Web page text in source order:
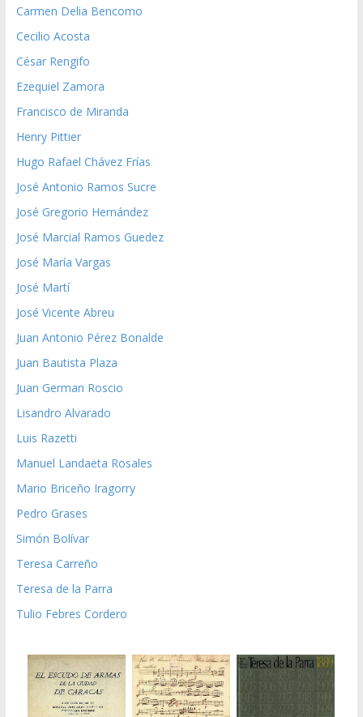
Carmen Delia Bencomo
Cecilio Acosta
César Rengifo
Ezequiel Zamora
Francisco de Miranda
Henry Pittier
Hugo Rafael Chávez Frías
José Antonio Ramos Sucre
José Gregorio Hernández
José Marcial Ramos Guedez
José María Vargas
José Martí
José Vicente Abreu
Juan Antonio Pérez Bonalde
Juan Bautista Plaza
Juan German Roscio
Lisandro Alvarado
Luis Razetti
Manuel Landaeta Rosales
Mario Briceño Iragorry
Pedro Grases
Simón Bolívar
Teresa Carreño
Teresa de la Parra
Tulio Febres Cordero